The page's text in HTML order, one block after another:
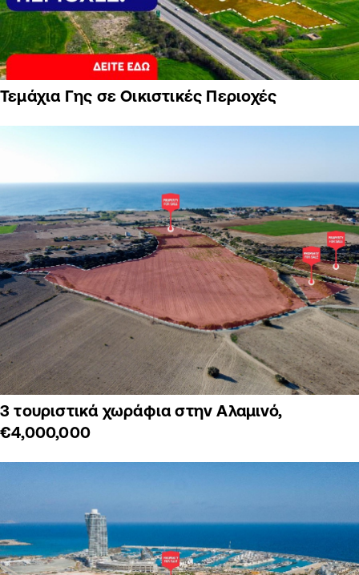
Τεμάχια Γης σε Οικιστικές Περιοχές
3 τουριστικά χωράφια στην Αλαμινό,
€4,000,000